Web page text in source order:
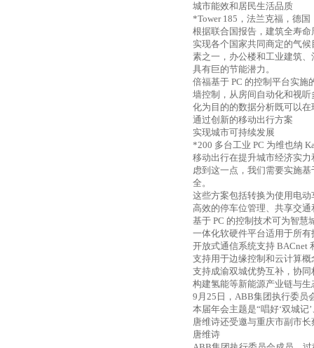
城市能效和居民生活品质
*Tower 185 ，法兰克福，德国
根据联合国报告，建筑全寿
实现各个国家共同商定的气
素之一，办公楼和工业建筑
具有巨的节能潜力。
倍福基于 PC 的控制平台实施
墙控制，从房间自动化和视
化为目的的数据分析既可以
通过创新的移动出行方案
实现城市可持续发展
*200 多台工业 PC 为维也纳
移动出行在提升城市经济实
虑到这一点，我们需要实施
全。
这些方案包括转换为使用电
高效的停车位管理、共享交
基于 PC 的控制技术可为智慧
一体化软硬件平台适用于所有
开放式通信系统支持 BACnet
支持用于边缘控制和云计算概
支持成渝双城优势互补，协
构建氢能等新能源产业链与
9 月 25 日， ABB集团执行委员
本届年会主题是“唱好‘双城
唐维诗还受邀与重庆市副市
唐维诗